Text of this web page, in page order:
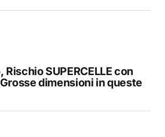
SUPERCELLE con
dimensioni in queste